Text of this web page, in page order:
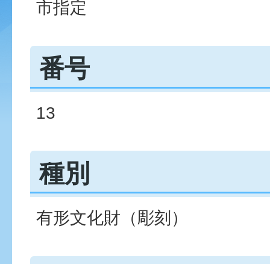
市指定
番号
13
種別
有形文化財（彫刻）